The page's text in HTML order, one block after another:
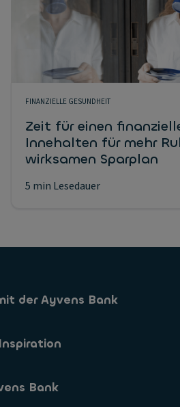
FINANZIELLE GESUNDHEIT
Zeit für einen
Innehalten für mehr
wirksamen Sparplan
5 min Lesedauer
der Ayvens Bank
Bank